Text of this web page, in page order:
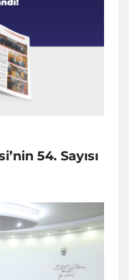
54. Sayısı